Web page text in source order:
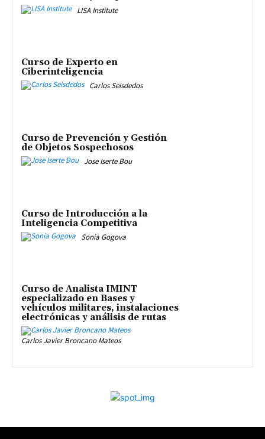
LISA Institute
Curso de Experto en
Ciberinteligencia
Carlos Seisdedos
Curso de Prevención y Gestión
de Objetos Sospechosos
Jose Iserte Bou
Curso de Introducción a la
Inteligencia Competitiva
Sonia Gogova
Curso de Analista IMINT
especializado en Bases y
vehículos militares, instalaciones
electrónicas y análisis de rutas
Carlos Javier Broncano Mateos